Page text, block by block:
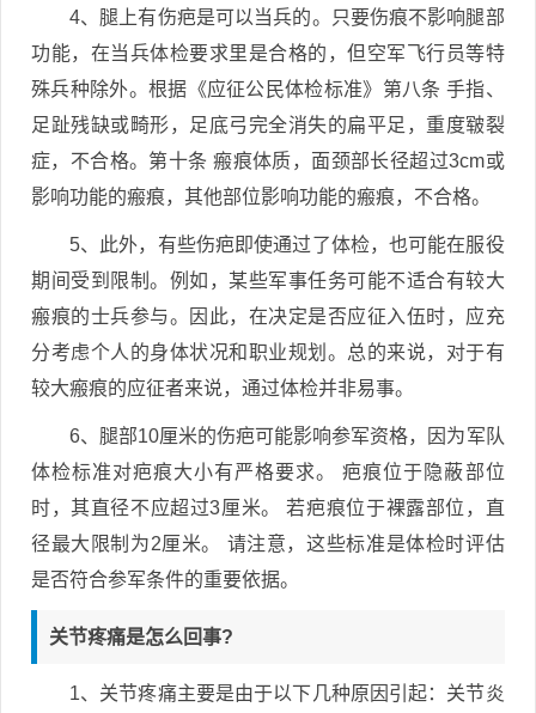
4、腿上有伤疤是可以当兵的。只要伤痕不影响腿部
功能，在当兵体检要求里是合格的，但空军飞行员等特
殊兵种除外。根据《应征公民体检标准》第八条 手指、
足趾残缺或畸形，足底弓完全消失的扁平足，重度皲裂
症，不合格。第十条 瘢痕体质，面颈部长径超过3cm或
影响功能的瘢痕，其他部位影响功能的瘢痕，不合格。
5、此外，有些伤疤即使通过了体检，也可能在服役
期间受到限制。例如，某些军事任务可能不适合有较大
瘢痕的士兵参与。因此，在决定是否应征入伍时，应充
分考虑个人的身体状况和职业规划。总的来说，对于有
较大瘢痕的应征者来说，通过体检并非易事。
6、腿部10厘米的伤疤可能影响参军资格，因为军队
体检标准对疤痕大小有严格要求。 疤痕位于隐蔽部位
时，其直径不应超过3厘米。 若疤痕位于裸露部位，直
径最大限制为2厘米。 请注意，这些标准是体检时评估
是否符合参军条件的重要依据。
关节疼痛是怎么回事?
1、关节疼痛主要是由于以下几种原因引起：关节炎